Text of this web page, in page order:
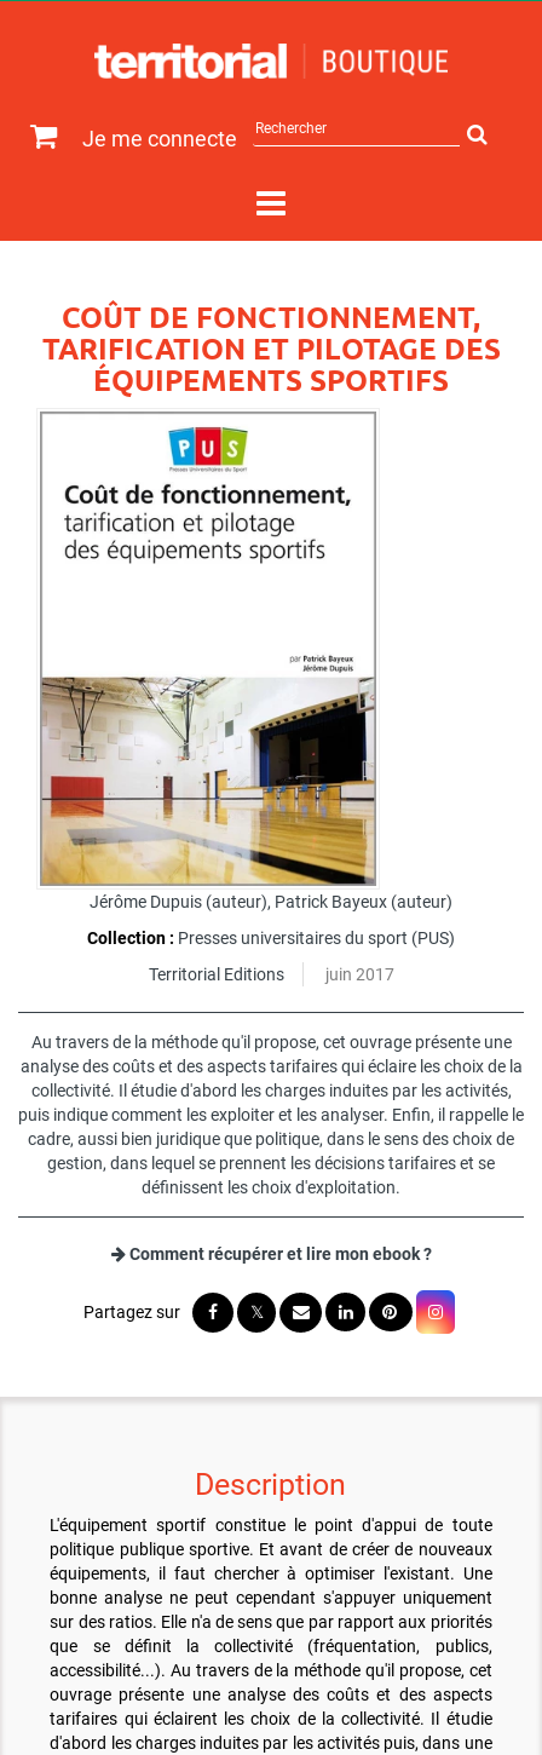
Je me connecte
sur
COÛT DE FONCTIONNEMENT,
TARIFICATION ET PILOTAGE DES
ÉQUIPEMENTS SPORTIFS
Jérôme Dupuis (auteur), Patrick Bayeux (auteur)
Collection : Presses universitaires du sport (PUS)
Territorial Editions
juin 2017
Au travers de la méthode qu'il propose, cet ouvrage présente une
analyse des coûts et des aspects tarifaires qui éclaire les choix de la
collectivité. Il étudie d'abord les charges induites par les activités,
puis indique comment les exploiter et les analyser. Enfin, il rappelle le
cadre, aussi bien juridique que politique, dans le sens des choix de
gestion, dans lequel se prennent les décisions tarifaires et se
définissent les choix d'exploitation.
Comment récupérer et lire mon ebook ?
Description
L'équipement sportif constitue le point d'appui de toute
politique publique sportive. Et avant de créer de nouveaux
équipements, il faut chercher à optimiser l'existant. Une
bonne analyse ne peut cependant s'appuyer uniquement
sur des ratios. Elle n'a de sens que par rapport aux priorités
que se définit la collectivité (fréquentation, publics,
accessibilité...). Au travers de la méthode qu'il propose, cet
ouvrage présente une analyse des coûts et des aspects
tarifaires qui éclairent les choix de la collectivité. Il étudie
d'abord les charges induites par les activités puis, dans une